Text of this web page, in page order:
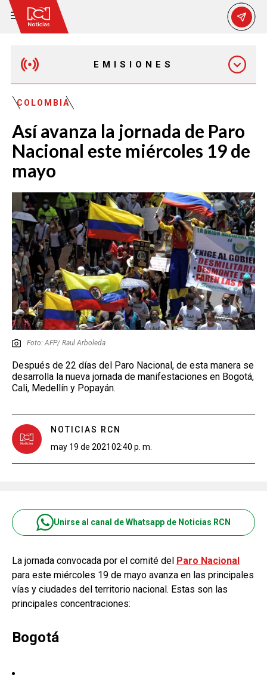
EMISIONES
EMISIÓN 12:30 PM
EMISIÓN 11:30 PM
COLOMBIA
Así avanza la jornada de Paro
Nacional este miércoles 19 de
mayo
Foto: AFP/ Raul Arboleda
Después de 22 días del Paro Nacional, de esta manera se
desarrolla la nueva jornada de manifestaciones en Bogotá,
Cali, Medellín y Popayán.
NOTICIAS RCN
may 19 de 2021 02:40 p. m.
Unirse al canal de Whatsapp de Noticias RCN
La jornada convocada por el comité del Paro Nacional
para este miércoles 19 de mayo avanza en las principales
vías y ciudades del territorio nacional. Estas son las
principales concentraciones:
Bogotá